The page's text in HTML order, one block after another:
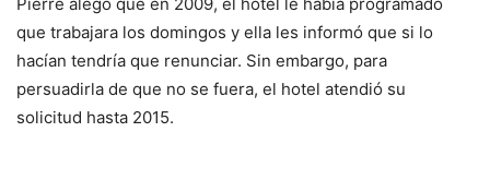
Pierre alegó que en 2009, el hotel le había programado
que trabajara los domingos y ella les informó que si lo
hacían tendría que renunciar. Sin embargo, para
persuadirla de que no se fuera, el hotel atendió su
solicitud hasta 2015.